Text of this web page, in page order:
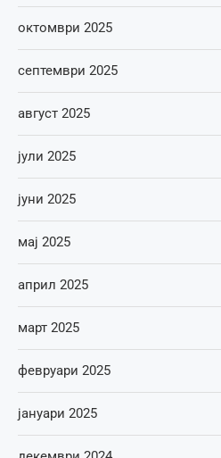
октомври 2025
септември 2025
август 2025
јули 2025
јуни 2025
мај 2025
април 2025
март 2025
февруари 2025
јануари 2025